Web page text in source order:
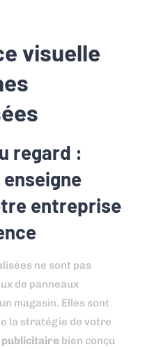
visuelle
regard :
entreprise
ne sont pas
de panneaux
magasin. Elles sont
la stratégie de votre
publicitaire bien conçu